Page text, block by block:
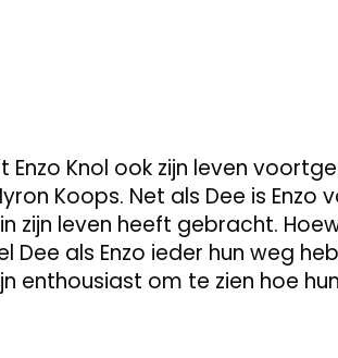
Enzo Knol ook zijn leven
Koops. Net als Dee is
zijn leven heeft gebracht.
Dee als Enzo ieder hun weg
enthousiast om te zien hoe